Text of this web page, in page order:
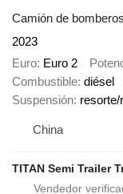
Camión de bomberos
2023
Euro Euro 2
Combustible diésel
Suspensión
China
TITAN Semi Trailer